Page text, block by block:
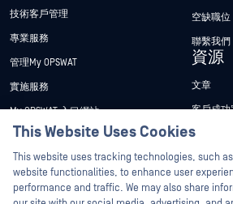
技術客戶管理
專業服務
管理My OPSWAT
實施服務
My OPSWAT 入口網站
技術檔案
訓練
漏洞通報計畫
合作夥伴
空缺職位
聯繫我們
資源
文章
客戶成功
新聞稿
新聞報導
This Website Uses Cookies
This website uses tracking technologies, such
website functionalities, to enhance user
performance and traffic. We may also share
Hey there!
I'm Ozzy, your
How can I help you